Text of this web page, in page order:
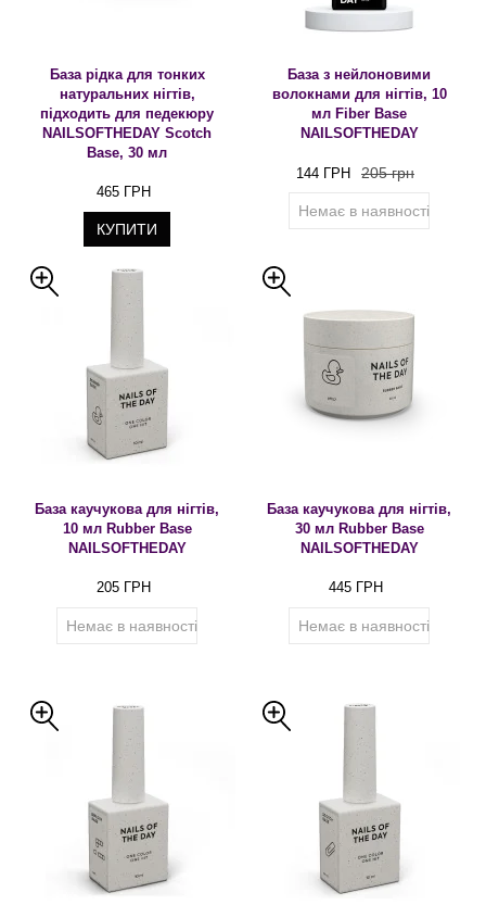
База рідка для тонких
натуральних нігтів,
підходить для педекюру
NAILSOFTHEDAY Scotch
Base, 30 мл
465 ГРН
КУПИТИ
База з нейлоновими
волокнами для нігтів, 10
мл Fiber Base
NAILSOFTHEDAY
144 ГРН 205 грн
Немає в наявності
База каучукова для нігтів,
10 мл Rubber Base
NAILSOFTHEDAY
205 ГРН
Немає в наявності
База каучукова для нігтів,
30 мл Rubber Base
NAILSOFTHEDAY
445 ГРН
Немає в наявності